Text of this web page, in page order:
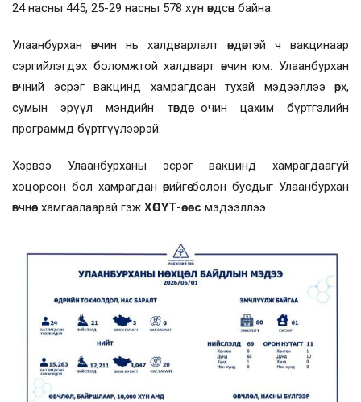
24 насны 445, 25-29 насны 578 хүн өвдсөн байна.
Улаанбурхан өвчин нь халдварлалт өндөртэй ч вакцинаар
сэргийлэгдэх боломжтой халдварт өвчин юм. Улаанбурхан
өвчний эсрэг вакцинд хамрагдсан тухай мэдээллээ өрх,
сумын эрүүл мэндийн төвдөө очин цахим бүртгэлийн
программд бүртгүүлээрэй.
Хэрвээ Улаанбурханы эсрэг вакцинд хамрагдаагүй
хоцорсон бол хамрагдан өөрийгөө болон бусдыг Улаанбурхан
өвчнөөс хамгаалаарай гэж ХӨСҮТ-өөс мэдээллээ.